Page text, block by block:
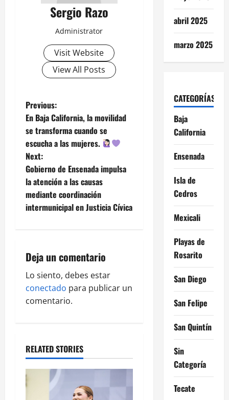
Sergio Razo
Administrator
Visit Website
View All Posts
P
o
s
t
n
a
i
g
a
i
o
n
Previous:
En Baja California, la movilidad
se transforma cuando se
escucha a las mujeres.
Next:
Gobierno de Ensenada impulsa
la atención a las causas
mediante coordinación
intermunicipal en Justicia Cívica
Deja un comentario
Lo siento, debes estar
conectado para publicar un
comentario.
RELATED STORIES
abril 2025
marzo 2025
CATEGORÍAS
Baja
California
Ensenada
Isla de
Cedros
Mexicali
Playas de
Rosarito
San Diego
San Felipe
San Quintín
Sin
Categoría
Tecate